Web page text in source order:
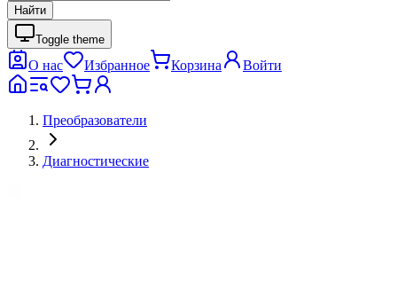
Найти
Toggle theme
О нас Избранное Корзина Войти
Преобразователи
Диагностические